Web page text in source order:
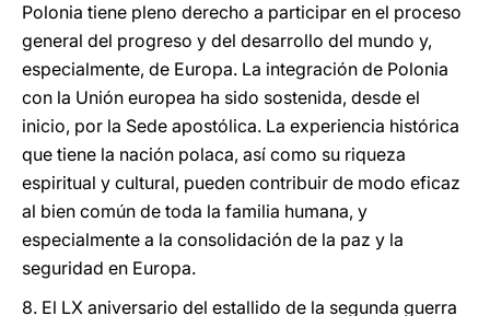
Polonia tiene pleno derecho a participar en el proceso
general del progreso y del desarrollo del mundo y,
especialmente, de Europa. La integración de Polonia
con la Unión europea ha sido sostenida, desde el
inicio, por la Sede apostólica. La experiencia histórica
que tiene la nación polaca, así como su riqueza
espiritual y cultural, pueden contribuir de modo eficaz
al bien común de toda la familia humana, y
especialmente a la consolidación de la paz y la
seguridad en Europa.
8. El LX aniversario del estallido de la segunda guerra